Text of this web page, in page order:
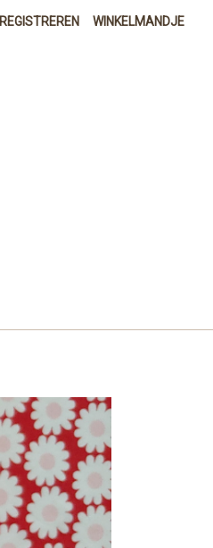
REGISTREREN WINKELMANDJE